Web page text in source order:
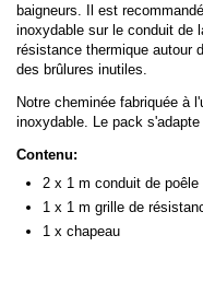
baigneurs. Il est
inoxydable sur le conduit de
résistance thermique autour
des brûlures inutiles.
Notre cheminée fabriquée à
inoxydable. Le pack s'adapte
Contenu:
2 x 1 m conduit de poêle
1 x 1 m grille de
1 x chapeau